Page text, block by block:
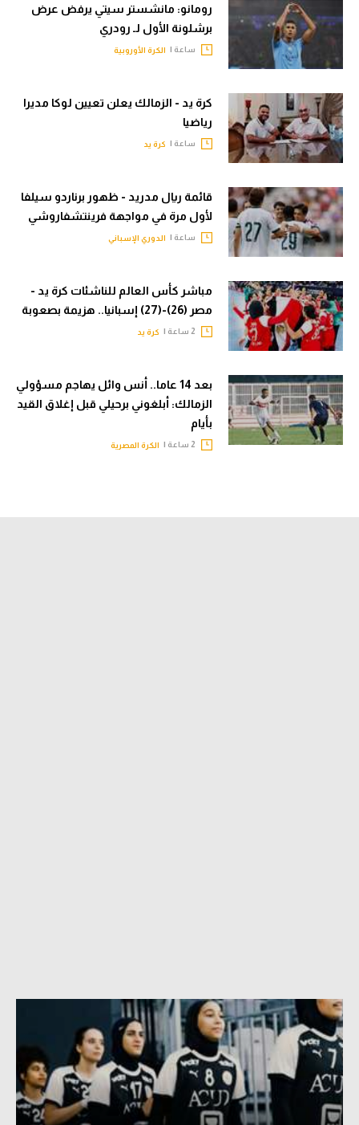
رومانو: مانشستر سيتي يرفض عرض
برشلونة الأول لـ رودري
ساعة | الكرة الأوروبية
كرة يد - الزمالك يعلن تعيين لوكا مديرا
رياضيا
ساعة | كرة يد
قائمة ريال مدريد - ظهور برناردو سيلفا
لأول مرة في مواجهة فرينتشفاروشي
ساعة | الدوري الإسباني
مباشر كأس العالم للناشئات كرة يد -
مصر (26)-(27) إسبانيا.. هزيمة بصعوبة
كرة يد
بعد 14 عاما.. أنس وائل يهاجم مسؤولي
الزمالك: أبلغوني برحيلي قبل إغلاق القيد
بأيام
الكرة المصرية